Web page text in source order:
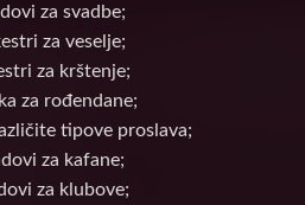
za svadbe;
za veselje;
za krštenje;
za rođendane;
tipove proslava;
za kafane;
za klubove;